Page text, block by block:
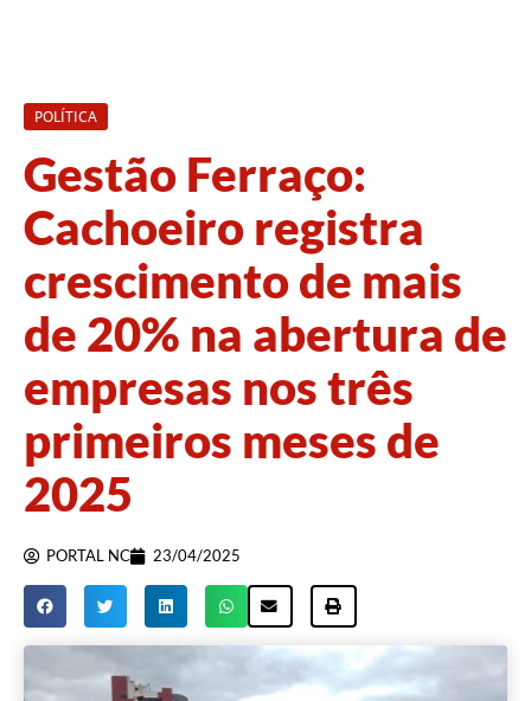
POLÍTICA
Gestão Ferraço:
Cachoeiro registra
crescimento de mais
de 20% na abertura de
empresas nos três
primeiros meses de
2025
PORTAL NC 23/04/2025